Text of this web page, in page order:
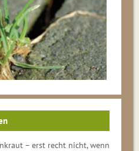
– erst recht nicht, wenn